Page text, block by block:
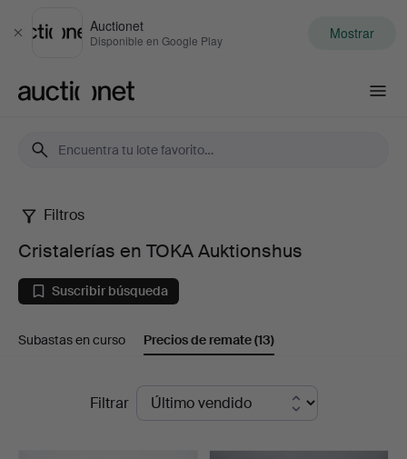
Cerrar
Auctionet
Disponible en Google Play Mostrar
Cristalerías
en
TOKA
Auktionshus
Filtros
Cristalerías en TOKA Auktionshus
Suscribir búsqueda
Subastas en curso Precios de remate(13)
Filtrar